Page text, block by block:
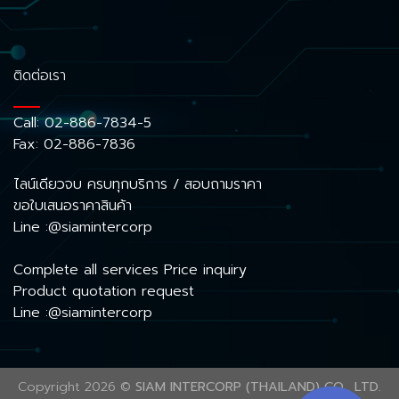
ติดต่อเรา
Call:02-886-7834-5
Fax: 02-886-7836
ไลน์เดียวจบ ครบทุกบริการ / สอบถามราคา
ขอใบเสนอราคาสินค้า
Line :@siamintercorp
Complete all services Price inquiry
Product quotation request
Line :@siamintercorp
Copyright 2026 © SIAM INTERCORP (THAILAND) CO., LTD.